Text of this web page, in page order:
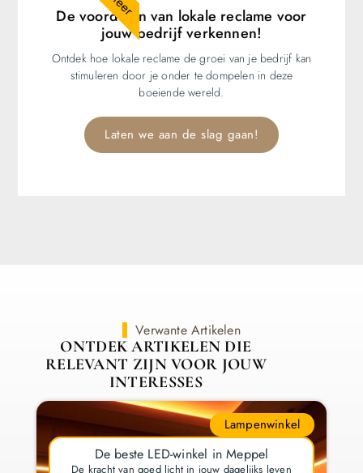
De voordelen van lokale reclame voor
jouw bedrijf verkennen!
Ontdek hoe lokale reclame de groei van je bedrijf kan
stimuleren door je onder te dompelen in deze
boeiende wereld.
Laten we aan de slag gaan!
Verwante Artikelen
ONTDEK ARTIKELEN DIE
RELEVANT ZIJN VOOR JOUW
INTERESSES
Lampenwinkel
De beste LED-winkel in Meppel
De kracht van goed licht in jouw dagelijks leven